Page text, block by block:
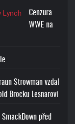
Cenzura
WWE na
...
Strowman vzdal
Brocku Lesnarovi
před